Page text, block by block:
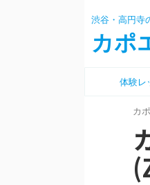
渋谷・高円寺
カポ
体験レ
カ